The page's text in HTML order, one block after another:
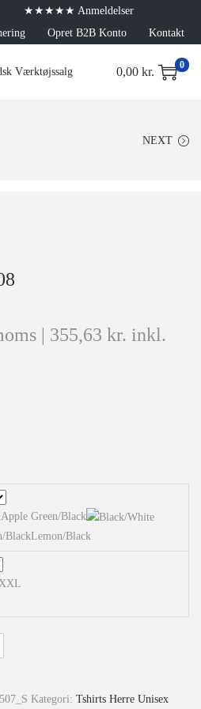
★★★★★ Anmeldelser
Opret B2B Konto Kontakt
0,00 kr. 0
NEXT
| 355,63 kr. inkl.
Apple Green/Black
Lemon/Black
XXL
Kategori: Tshirts Herre Unisex